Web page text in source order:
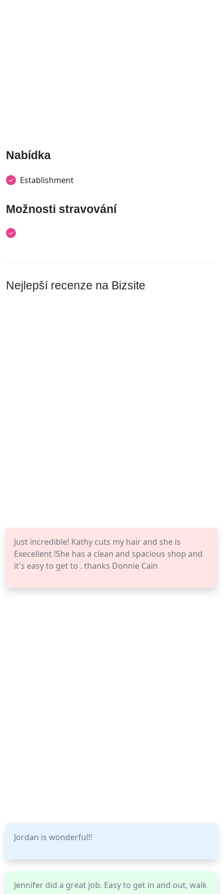
Nabídka
Establishment
Možnosti stravování
Nejlepší recenze na Bizsite
Just incredible! Kathy cuts my hair and she is
Execellent !She has a clean and spacious shop and
it's easy to get to . thanks Donnie Cain
Jordan is wonderful!!
Jennifer did a great job. Easy to get in and out, walk